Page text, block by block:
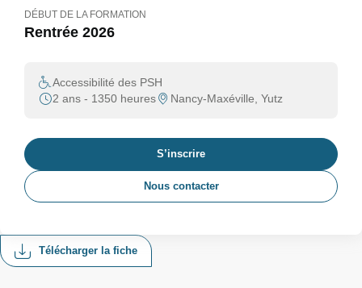
Télécharger la fiche
DÉBUT DE LA FORMATION
Rentrée 2026
Accessibilité des PSH
2 ans - 1350 heures
Nancy-Maxéville, Yutz
S’inscrire
Nous contacter